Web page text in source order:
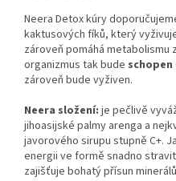
Neera Detox kúry
kaktusových fíků, který
zároveň pomáhá metabolismu
organizmus tak bude
zároveň bude vyživen.
Neera složení: je pečlivě
jihoasijské palmy arenga a
javorového sirupu stupně C+.
energii ve formě snadno
zajišťuje bohatý přísun